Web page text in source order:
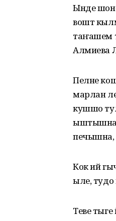
Ынде
вошт
таҥашем
Алмиева
Пелне
марлан
кушшо
ыштышна.
Кок ий
ыле,
Теве